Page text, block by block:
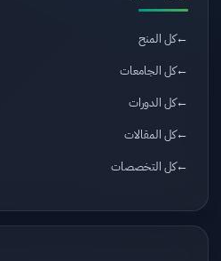
كل المنح
كل الجامعات
كل الدورات
كل المقالات
كل التخصصات